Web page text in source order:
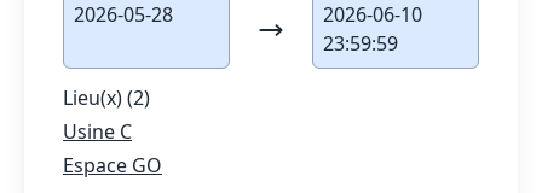
2026-05-28
2026-06-10
23:59:59
Lieu(x) (2)
Usine C
Espace GO